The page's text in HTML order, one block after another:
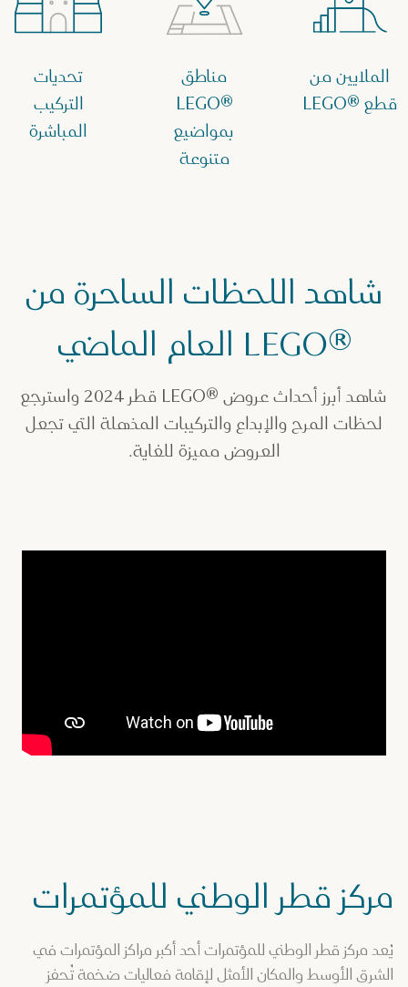
الملايين من
قطع ®LEGO
مناطق
®LEGO
بمواضيع
متنوعة
تحديات
التركيب
المباشرة
شاهد اللحظات الساحرة من
®LEGO العام الماضي
شاهد أبرز أحداث عروض ®LEGO قطر 2024 واسترجع
لحظات المرح والإبداع والتركيبات المذهلة التي تجعل
العروض مميزة للغاية.
مركز قطر الوطني للمؤتمرات
يُعد مركز قطر الوطني للمؤتمرات أحد أكبر مراكز المؤتمرات في
الشرق الأوسط والمكان الأمثل لإقامة فعاليات ضخمة تُحفز